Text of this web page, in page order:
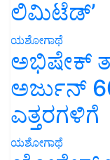
ಲಿಮಿಟೆಡ್’
ಯಶೋಗಾಥೆ
ಅಭಿಷೇಕ್
ಅರ್ಜುನ್
ಎತ್ತರಗಳಿಗೆ
ಯಶೋಗಾಥೆ